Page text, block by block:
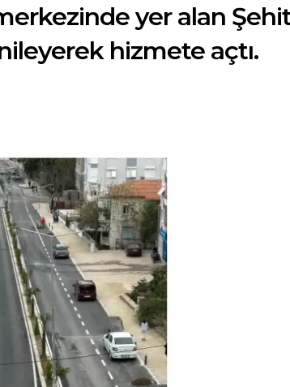
yer alan
hizmete açtı.